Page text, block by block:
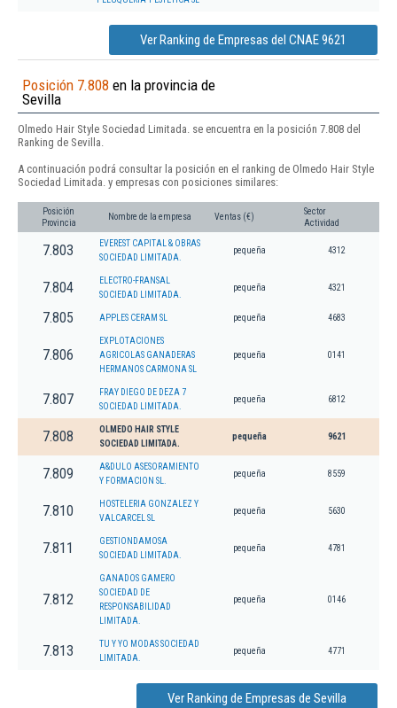
Ver Ranking de Empresas del CNAE 9621
Posición 7.808 en la provincia de
Sevilla
Olmedo Hair Style Sociedad Limitada. se encuentra en la posición 7.808 del
Ranking de Sevilla.
A continuación podrá consultar la posición en el ranking de Olmedo Hair Style
Sociedad Limitada. y empresas con posiciones similares:
Posición
Provincia
Nombre de la empresa Ventas (€)
Sector
Actividad
7.803
EVEREST CAPITAL & OBRAS
SOCIEDAD LIMITADA.
pequeña 4312
7.804
ELECTRO-FRANSAL
SOCIEDAD LIMITADA.
pequeña 4321
7.805 APPLES CERAM SL pequeña 4683
7.806
EXPLOTACIONES
AGRICOLAS GANADERAS
HERMANOS CARMONA SL
pequeña 0141
7.807
FRAY DIEGO DE DEZA 7
SOCIEDAD LIMITADA.
pequeña 6812
7.808
OLMEDO HAIR STYLE
SOCIEDAD LIMITADA.
pequeña 9621
7.809
A&DULO ASESORAMIENTO
Y FORMACION SL.
pequeña 8559
7.810
HOSTELERIA GONZALEZ Y
VALCARCEL SL
pequeña 5630
7.811
GESTIONDAMOSA
SOCIEDAD LIMITADA.
pequeña 4781
7.812
GANADOS GAMERO
SOCIEDAD DE
RESPONSABILIDAD
LIMITADA.
pequeña 0146
7.813
TU Y YO MODAS SOCIEDAD
LIMITADA.
pequeña 4771
Ver Ranking de Empresas de Sevilla